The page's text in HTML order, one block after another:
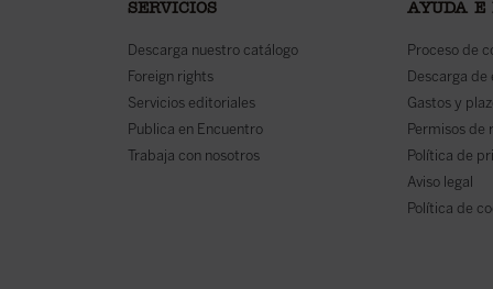
SERVICIOS
Descarga nuestro catálogo
Foreign rights
Servicios editoriales
Publica en Encuentro
Trabaja con nosotros
AYUDA E
Proceso de
Descarga de
Gastos y
Permisos de
Política de
Aviso legal
Política de